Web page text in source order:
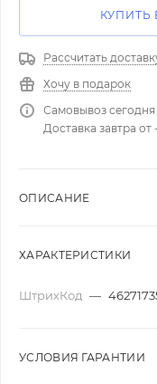
КУПИТЬ
Рассчитать
Хочу в подарок
Самовывоз
Доставка завтра от
ОПИСАНИЕ
ХАРАКТЕРИСТИКИ
ШтрихКод —
УСЛОВИЯ ГАРАНТИИ